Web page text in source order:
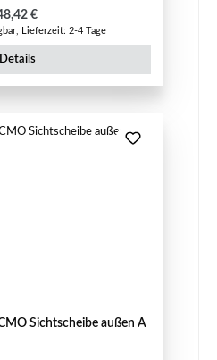
Preis:
€
Lieferzeit: 2-4 Tage
Details
Sichtscheibe außen A